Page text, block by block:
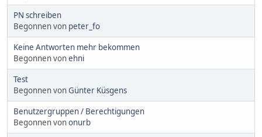
PN schreiben
Begonnen von peter_fo
Keine Antworten mehr bekommen
Begonnen vonehni
Test
Begonnen vonGünter Küsgens
Benutzergruppen / Berechtigungen
Begonnen vononurb